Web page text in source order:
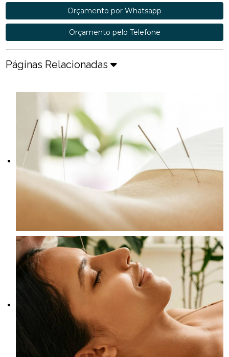
Orçamento por Whatsapp
Orçamento pelo Telefone
Páginas Relacionadas